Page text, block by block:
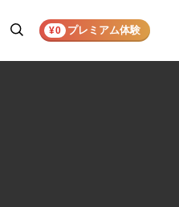
検
¥0 プレミアム体験